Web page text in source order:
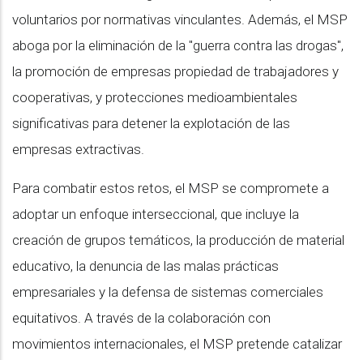
voluntarios por normativas vinculantes. Además, el MSP
aboga por la eliminación de la "guerra contra las drogas",
la promoción de empresas propiedad de trabajadores y
cooperativas, y protecciones medioambientales
significativas para detener la explotación de las
empresas extractivas.
Para combatir estos retos, el MSP se compromete a
adoptar un enfoque interseccional, que incluye la
creación de grupos temáticos, la producción de material
educativo, la denuncia de las malas prácticas
empresariales y la defensa de sistemas comerciales
equitativos. A través de la colaboración con
movimientos internacionales, el MSP pretende catalizar